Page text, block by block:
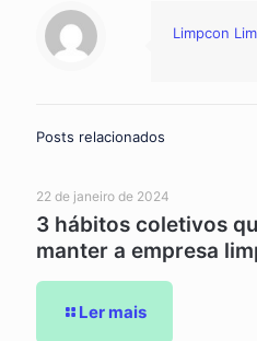
Limpcon
Posts relacionados
22 de janeiro de 2024
3 hábitos coletivos
manter a empresa
Ler mais